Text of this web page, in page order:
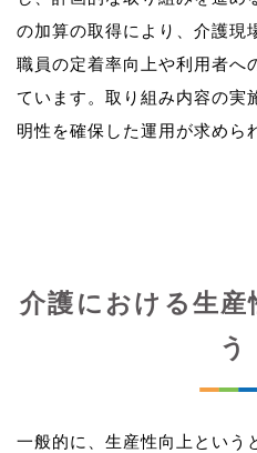
の加算の取得により、介護現
職員の定着率向上や利用者へ
ています。取り組み内容の実
介護における生産
う
一般的に、生産性向上という